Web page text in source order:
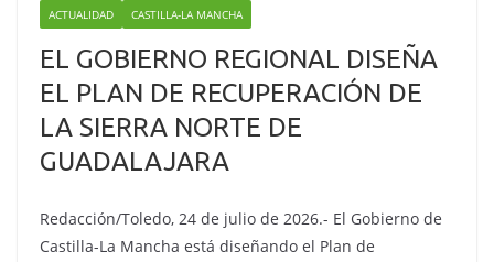
ACTUALIDAD CASTILLA-LA MANCHA
EL GOBIERNO REGIONAL DISEÑA
EL PLAN DE RECUPERACIÓN DE
LA SIERRA NORTE DE
GUADALAJARA
Redacción/Toledo, 24 de julio de 2026.- El Gobierno de
Castilla-La Mancha está diseñando el Plan de